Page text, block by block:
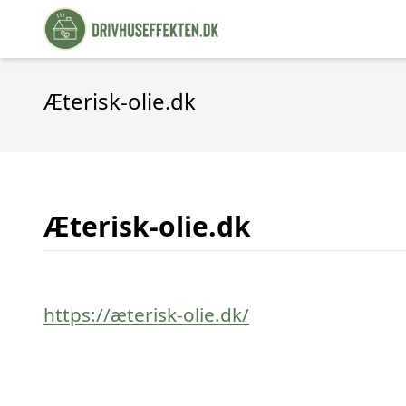
Æterisk-olie.dk
Æterisk-olie.dk
https://æterisk-olie.dk/